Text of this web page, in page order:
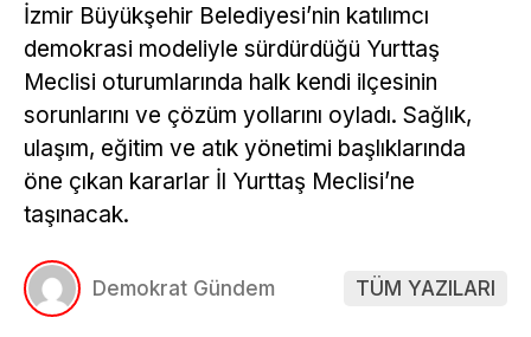
İzmir Büyükşehir Belediyesi’nin katılımcı
demokrasi modeliyle sürdürdüğü Yurttaş
Meclisi oturumlarında halk kendi ilçesinin
sorunlarını ve çözüm yollarını oyladı. Sağlık,
ulaşım, eğitim ve atık yönetimi başlıklarında
öne çıkan kararlar İl Yurttaş Meclisi’ne
taşınacak.
Demokrat Gündem TÜM YAZILARI